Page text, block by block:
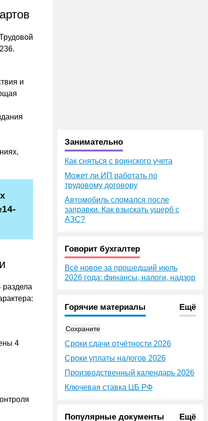
и
раздела
4
Занимательно
Как сняться с воинского учета
Может ли ИП работать по
трудовому договору
Автомобиль сломался после
заправки. Как взыскать ущерб с
АЗС?
Говорит бухгалтер
Всё новое за прошедший июль
2026 года: финансы, налоги, надзор
Горячие материалы Ещё
Сохраните
Сроки сдачи отчётности 2026
Сроки уплаты налогов 2026
Производственный календарь 2026
Ключевая ставка ЦБ РФ
Популярные документы Ещё